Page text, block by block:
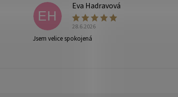
EH
Eva Hadravová
28.6.2026
Jsem velice spokojená